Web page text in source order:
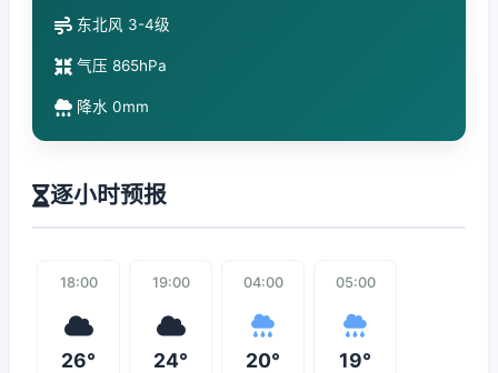
东北风 3-4级
气压 865hPa
降水 0mm
逐小时预报
18:00
26°
19:00
24°
04:00
20°
05:00
19°